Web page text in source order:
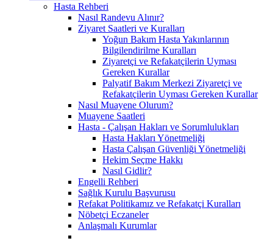
Hasta Rehberi
Nasıl Randevu Alınır?
Ziyaret Saatleri ve Kuralları
Yoğun Bakım Hasta Yakınlarının
Bilgilendirilme Kuralları
Ziyaretçi ve Refakatçilerin Uyması
Gereken Kurallar
Palyatif Bakım Merkezi Ziyaretçi ve
Refakatçilerin Uyması Gereken Kurallar
Nasıl Muayene Olurum?
Muayene Saatleri
Hasta - Çalışan Hakları ve Sorumlulukları
Hasta Hakları Yönetmeliği
Hasta Çalışan Güvenliği Yönetmeliği
Hekim Seçme Hakkı
Nasıl Gidlir?
Engelli Rehberi
Sağlık Kurulu Başvurusu
Refakat Politikamız ve Refakatçi Kuralları
Nöbetçi Eczaneler
Anlaşmalı Kurumlar